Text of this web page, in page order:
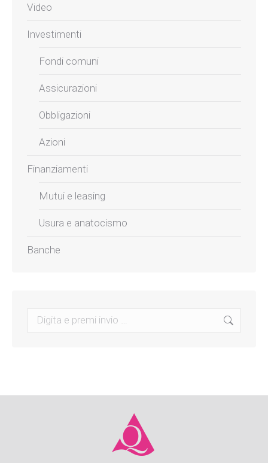
Video
Investimenti
Fondi comuni
Assicurazioni
Obbligazioni
Azioni
Finanziamenti
Mutui e leasing
Usura e anatocismo
Banche
Search: